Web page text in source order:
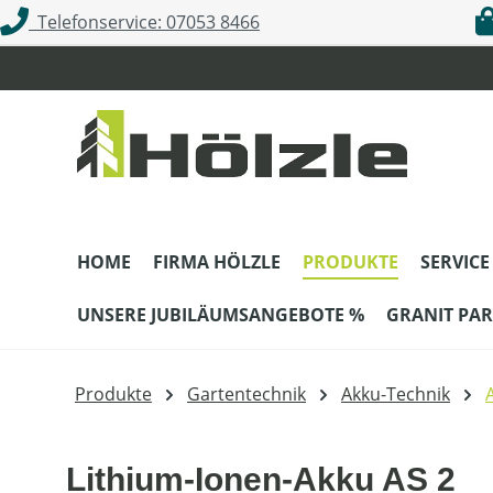
Hauptinhalt springen
Zur Suche springen
Zur Hauptnavigation springen
Telefonservice: 07053 8466
HOME FIRMA HÖLZLE PRODUKTE SERVICE
UNSERE JUBILÄUMSANGEBOTE % GRANIT
Produkte Gartentechnik Akku-Technik
Lithium-Ionen-Akku AS 2